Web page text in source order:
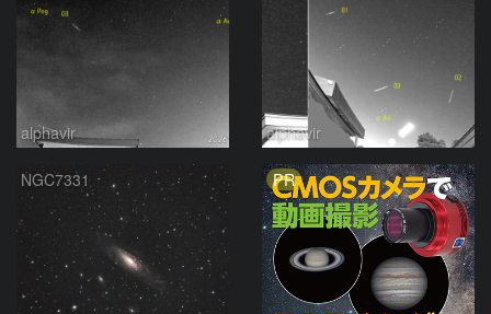
alphavir alphavir
NGC7331 PR